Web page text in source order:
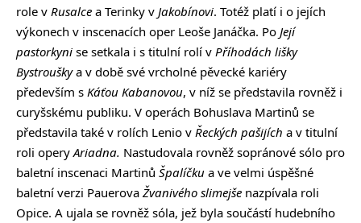
role v Rusalce a Terinky v Jakobínovi. Totéž platí i o jejích
výkonech v inscenacích oper Leoše Janáčka. Po Její
pastorkyni se setkala i s titulní rolí v Příhodách lišky
Bystrouškya v době své vrcholné pěvecké kariéry
především s Káťou Kabanovou, v níž se představila rovněž i
curyšskému publiku. V operách Bohuslava Martinů se
představila také v rolích Lenio v Řeckých pašijích a v titulní
roli opery Ariadna. Nastudovala rovněž sopránové sólo pro
baletní inscenaci Martinů Špalíčku a ve velmi úspěšné
baletní verzi Pauerova Žvanivého slimejše nazpívala roli
Opice. A ujala se rovněž sóla, jež byla součástí hudebního